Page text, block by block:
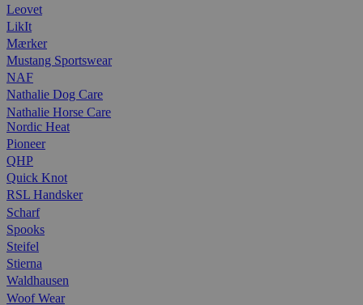
Leovet
LikIt
Mærker
Mustang Sportswear
NAF
Nathalie Dog Care
Nathalie Horse Care
Nordic Heat
Pioneer
QHP
Quick Knot
RSL Handsker
Scharf
Spooks
Steifel
Stierna
Waldhausen
Woof Wear